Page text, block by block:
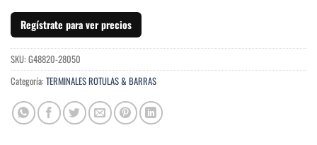
Regístrate para ver precios
SKU: G48820-28050
Categoría: TERMINALES ROTULAS & BARRAS